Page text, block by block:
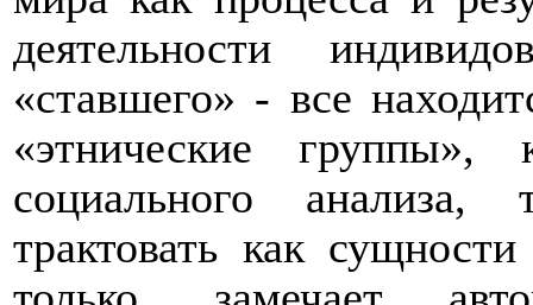
деятельности
«ставшего» - все
«этнические
социального
трактовать как